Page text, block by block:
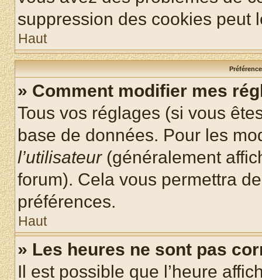
suppression des cookies peut
Haut
» Comment modifier mes
Tous vos réglages (si vous
base de données. Pour les
l’utilisateur(généralement
forum). Cela vous permettra
préférences.
Haut
» Les heures ne sont pas
Il est possible que l’heure